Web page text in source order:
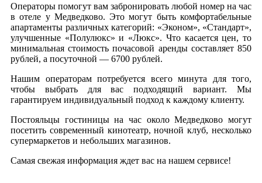
Операторы помогут вам забронировать любой номер на час
в отеле у Медведково. Это могут быть комфортабельные
апартаменты различных категорий: «Эконом», «Стандарт»,
улучшенные «Полулюкс» и «Люкс». Что касается цен, то
минимальная стоимость почасовой аренды составляет 850
рублей, а посуточной — 6700 рублей.
Нашим операторам потребуется всего минута для того,
чтобы выбрать для вас подходящий вариант. Мы
гарантируем индивидуальный подход к каждому клиенту.
Постояльцы гостиницы на час около Медведково могут
посетить современный кинотеатр, ночной клуб, несколько
супермаркетов и небольших магазинов.
Самая свежая информация ждет вас на нашем сервисе!